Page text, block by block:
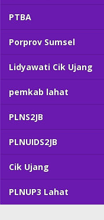
PTBA
Porprov Sumsel
Lidyawati Cik Ujang
pemkab lahat
PLNS2JB
PLNUIDS2JB
Cik Ujang
PLNUP3 Lahat